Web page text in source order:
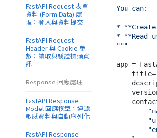
You can:
* **Create
* **Read
"""
app =
    title=
FastAPI Request 表單
資料 (Form Data) 處
理：登入與資料提交
FastAPI Request
Header 與 Cookie 參
數：讀取與驗證標頭資
訊
Response 回應處理
FastAPI Response
Model 回應模型：過濾
敏感資料與自動序列化
FastAPI Response